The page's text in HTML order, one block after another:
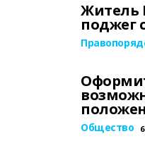
Житель
поджег
Общество